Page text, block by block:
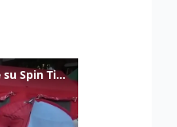
Gualtieri: "Responsabilità del Viminale su Spin Time? La posizione dei partiti è nota"